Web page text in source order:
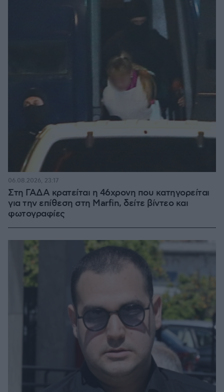
Στη ΓΑΔΑ κρατείται η 46χρονη που κατηγορείται
για την επίθεση στη Marfin, δείτε βίντεο και
φωτογραφίες
06.08.2026, 23:17